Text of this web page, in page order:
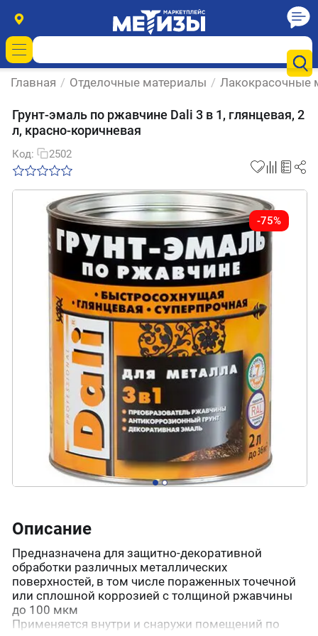
Главная / Отделочные материалы / Лакокрасочные
Грунт-эмаль по ржавчине Dali 3 в 1, глянцевая, 2
л, красно-коричневая
Код: 2502
-75%
Описание
Предназначена для защитно-декоративной
обработки различных металлических
поверхностей, в том числе пораженных точечной
или сплошной коррозией c толщиной ржавчины
до 100 мкм
Применяется внутри и снаружи помещений по